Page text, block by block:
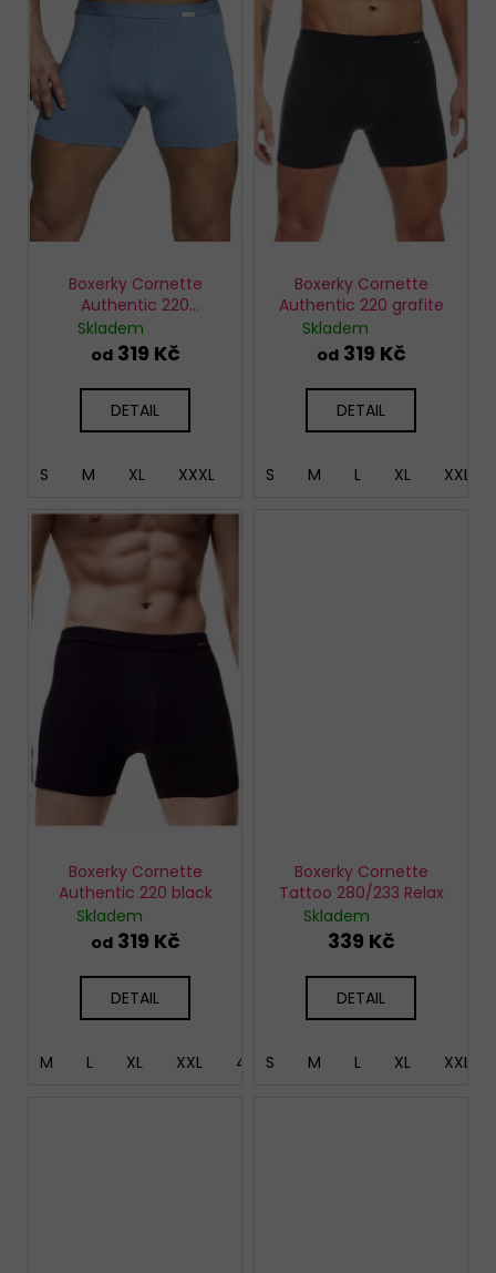
p
r
o
d
u
t
Boxerky Cornette
Authentic 220
sv.modré
Skladem
od319 Kč
DETAIL
S M XL XXXL 5XL
Boxerky Cornette
Authentic 220 grafite
Skladem
od319 Kč
DETAIL
S M L XL XXL
Boxerky Cornette
Authentic 220 black
Skladem
od319 Kč
DETAIL
M L XL XXL 4XL 5XL
Boxerky Cornette
Tattoo 280/233 Relax
Skladem
339 Kč
DETAIL
S M L XL XXL